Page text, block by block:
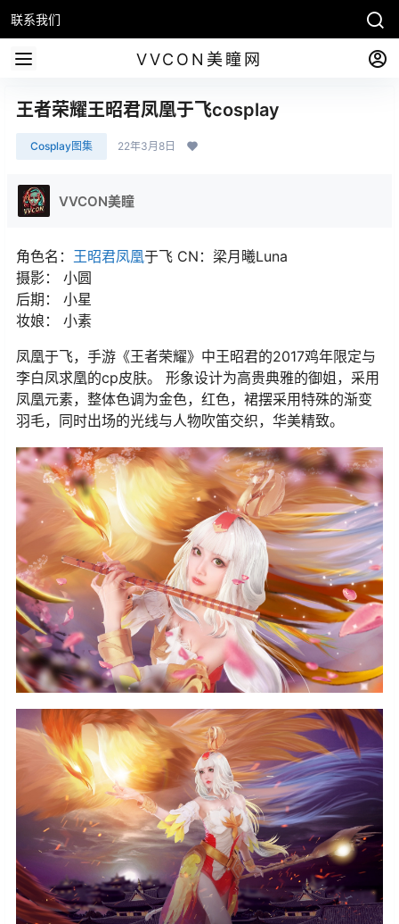
联系我们
VVCON美瞳网
王者荣耀王昭君凤凰于飞cosplay
Cosplay图集 22年3月8日
VVCON美瞳
角色名： 王昭君凤凰于飞 CN：梁月曦Luna
摄影： 小圆
后期： 小星
妆娘： 小素
凤凰于飞，手游《王者荣耀》中王昭君的2017鸡年限定与
李白凤求凰的cp皮肤。 形象设计为高贵典雅的御姐，采用
凤凰元素，整体色调为金色，红色，裙摆采用特殊的渐变
羽毛，同时出场的光线与人物吹笛交织，华美精致。